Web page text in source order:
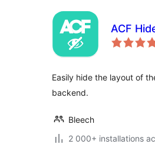
ACF
Easily hide the layout of
backend.
Bleech
2 000+ installations